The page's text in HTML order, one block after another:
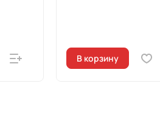
В корзину